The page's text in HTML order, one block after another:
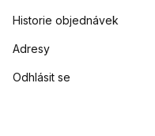
Historie objednávek
Adresy
Odhlásit se